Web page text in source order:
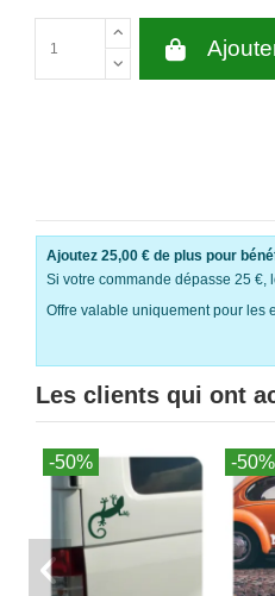
Ajoutez 25,00 € de plus pour
Si votre commande dépasse 25 €,
Offre valable uniquement pour les
Les clients qui ont
-50% -50%